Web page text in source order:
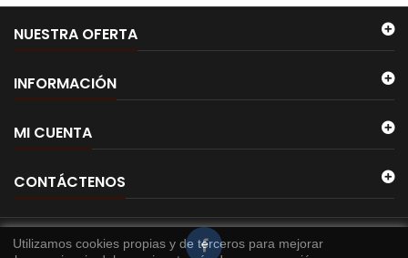
NUESTRA OFERTA
INFORMACIÓN
MI CUENTA
CONTÁCTENOS
Utilizamos cookies propias y de terceros para mejorar